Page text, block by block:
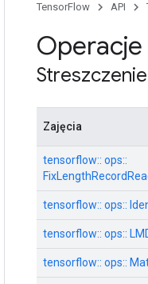
TensorFlow API
Operacje
Streszczenie
Zajęcia
tensorflow:: ops::
tensorflow:: ops::
tensorflow:: ops::
tensorflow:: ops::